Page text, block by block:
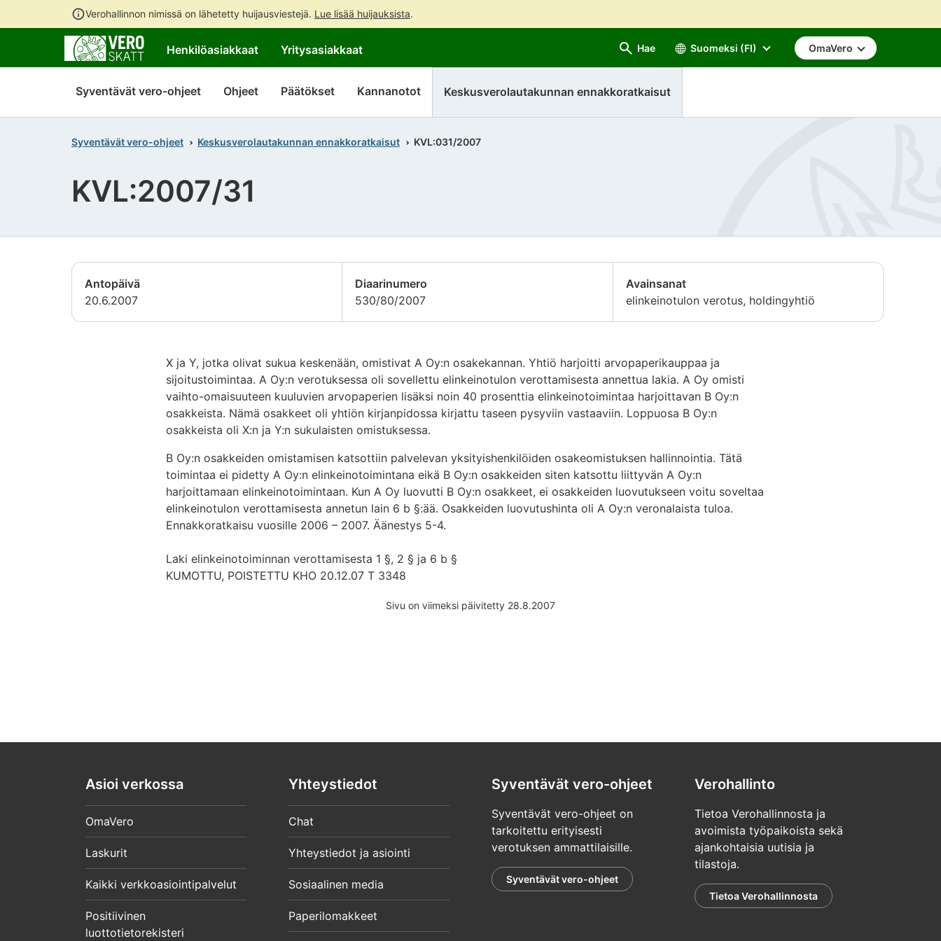
Verohallinnon nimissä on lähetetty huijausviestejä. Lue lisää huijauksista.
sisältöön
sivuston
hakuun
Henkilöasiakkaat Yritysasiakkaat Hae Suomeksi (FI) OmaVero
Syventävät vero-ohjeet Ohjeet Päätökset Kannanotot Keskusverolautakunnan ennakkoratkaisut
Syventävät vero-ohjeet Keskusverolautakunnan ennakkoratkaisut KVL:031/2007
KVL:2007/31
Antopäivä
20.6.2007
Diaarinumero
530/80/2007
Avainsanat
elinkeinotulon verotus, holdingyhtiö
X ja Y, jotka olivat sukua keskenään, omistivat A Oy:n osakekannan. Yhtiö harjoitti arvopaperikauppaa ja
sijoitustoimintaa. A Oy:n verotuksessa oli sovellettu elinkeinotulon verottamisesta annettua lakia. A Oy omisti
vaihto-omaisuuteen kuuluvien arvopaperien lisäksi noin 40 prosenttia elinkeinotoimintaa harjoittavan B Oy:n
osakkeista. Nämä osakkeet oli yhtiön kirjanpidossa kirjattu taseen pysyviin vastaaviin. Loppuosa B Oy:n
osakkeista oli X:n ja Y:n sukulaisten omistuksessa.
B Oy:n osakkeiden omistamisen katsottiin palvelevan yksityishenkilöiden osakeomistuksen hallinnointia. Tätä
toimintaa ei pidetty A Oy:n elinkeinotoimintana eikä B Oy:n osakkeiden siten katsottu liittyvän A Oy:n
harjoittamaan elinkeinotoimintaan. Kun A Oy luovutti B Oy:n osakkeet, ei osakkeiden luovutukseen voitu soveltaa
elinkeinotulon verottamisesta annetun lain 6 b §:ää. Osakkeiden luovutushinta oli A Oy:n veronalaista tuloa.
Ennakkoratkaisu vuosille 2006 – 2007. Äänestys 5-4.
Laki elinkeinotoiminnan verottamisesta 1 §, 2 § ja 6 b §
KUMOTTU, POISTETTU KHO 20.12.07 T 3348
Sivu on viimeksi päivitetty 28.8.2007
Asioi verkossa
OmaVero
Laskurit
Kaikki verkkoasiointipalvelut
Positiivinen
luottotietorekisteri
Yhteystiedot
Chat
Yhteystiedot ja asiointi
Sosiaalinen media
Paperilomakkeet
Syventävät vero-ohjeet
Syventävät vero-ohjeet on
tarkoitettu erityisesti
verotuksen ammattilaisille.
Syventävät vero-ohjeet
Verohallinto
Tietoa Verohallinnosta ja
avoimista työpaikoista sekä
ajankohtaisia uutisia ja
tilastoja.
Tietoa Verohallinnosta